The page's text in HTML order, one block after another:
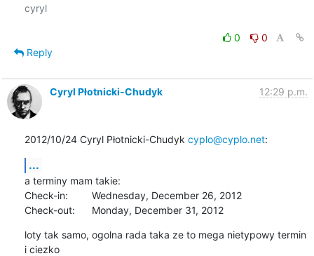
cyryl
0
0
Reply
Cyryl Płotnicki-Chudyk 12:29 p.m.
2012/10/24 Cyryl Płotnicki-Chudyk cyplo@cyplo.net:
...
a terminy mam takie:
Check-in: 	Wednesday, December 26, 2012
Check-out: 	Monday, December 31, 2012
loty tak samo, ogolna rada taka ze to mega nietypowy termin
i ciezko